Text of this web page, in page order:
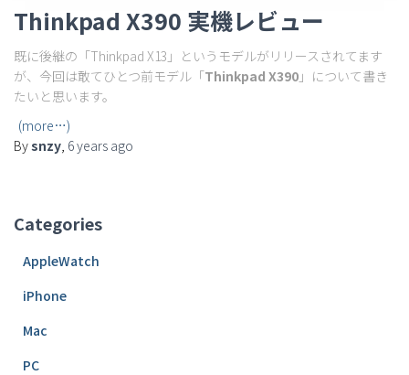
Thinkpad X390 実機レビュー
既に後継の「Thinkpad X13」というモデルがリリースされてます
が、今回は敢てひとつ前モデル「Thinkpad X390 」について書き
たいと思います。
(more…)
Bysnzy 6 years ago
Categories
AppleWatch
iPhone
Mac
PC